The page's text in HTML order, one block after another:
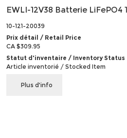
EWLI-12V38 Batterie LiFePO4
10-121-20039
Prix détail / Retail Price
CA $309.95
Statut d'inventaire / Inventory Status
Article inventorié / Stocked Item
Plus d'info